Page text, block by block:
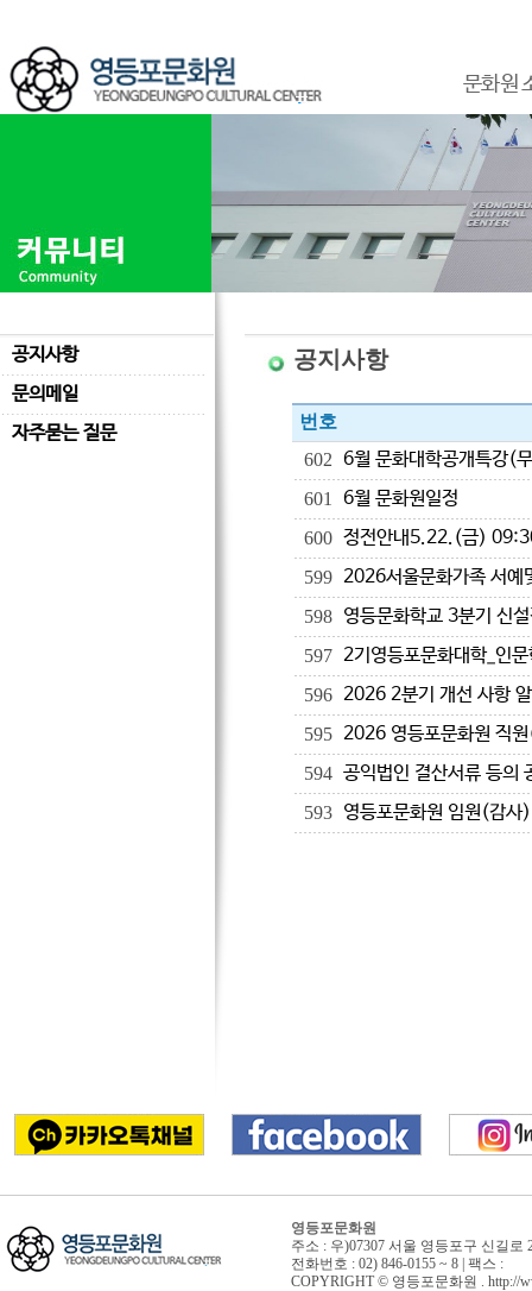
문화원
공지사항
문의메일
자주묻는 질문
공지사항
번호
602 6월 문화대학공개특강(
601 6월 문화원일정
600 정전안내5.22.(금)
599 2026서울문화가족 서예
598 영등문화학교 3분기 신
597 2기영등포문화대학_인
596 2026 2분기 개선 사항
595 2026 영등포문화원 직
594 공익법인 결산서류 등
593 영등포문화원 임원(감사
영등포문화원
주소 : 우)07307 서울 영등포구 신길
전화번호 : 02) 846-0155 ~ 8 | 팩스 :
COPYRIGHT © 영등포문화원 . http://